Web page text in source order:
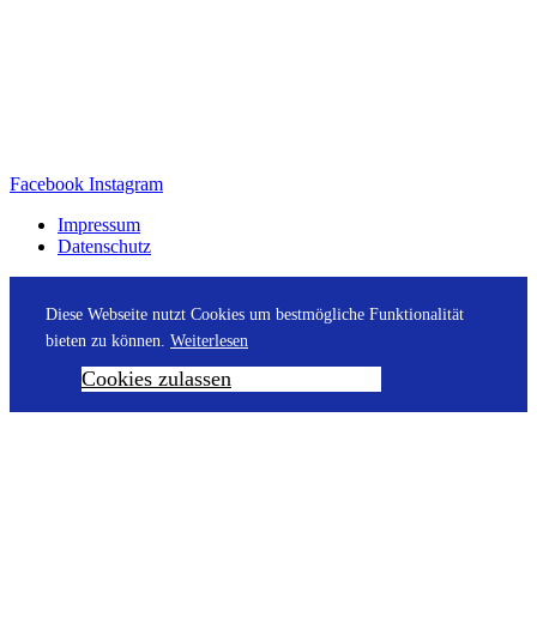
Facebook Instagram
Impressum
Datenschutz
Diese Webseite nutzt Cookies um bestmögliche Funktionalität
bieten zu können. Weiterlesen
Cookies zulassen